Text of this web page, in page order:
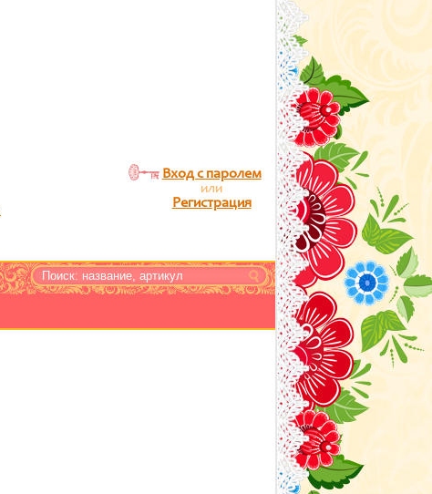
Вход с паролем
или
Регистрация